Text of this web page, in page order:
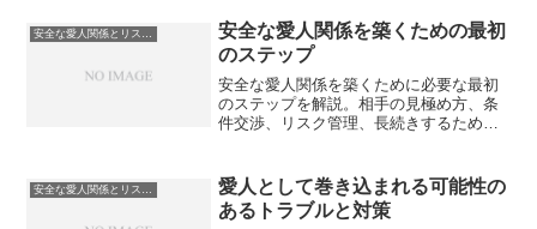
安全な愛人関係とリスク管理
安全な愛人関係を築くための最初
のステップ
安全な愛人関係を築くために必要な最初
のステップを解説。相手の見極め方、条
件交渉、リスク管理、長続きするための
愛人として巻き込まれる可能性の
あるトラブルと対策